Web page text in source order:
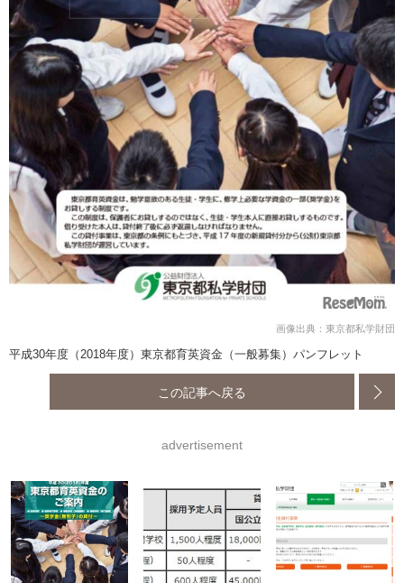
画像出典：東京都私学財団
平成30年度（2018年度）東京都育英資金（一般募集）パンフレット
この記事へ戻る
advertisement